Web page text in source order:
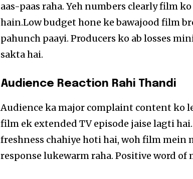
aas-paas raha. Yeh numbers clearly film
hain.Low budget hone ke bawajood film
pahunch paayi. Producers ko ab losses
sakta hai.
Audience Reaction Rahi Thandi
Audience ka major complaint content ko
film ek extended TV episode jaise lagti
freshness chahiye hoti hai, woh film mein
response lukewarm raha. Positive word of